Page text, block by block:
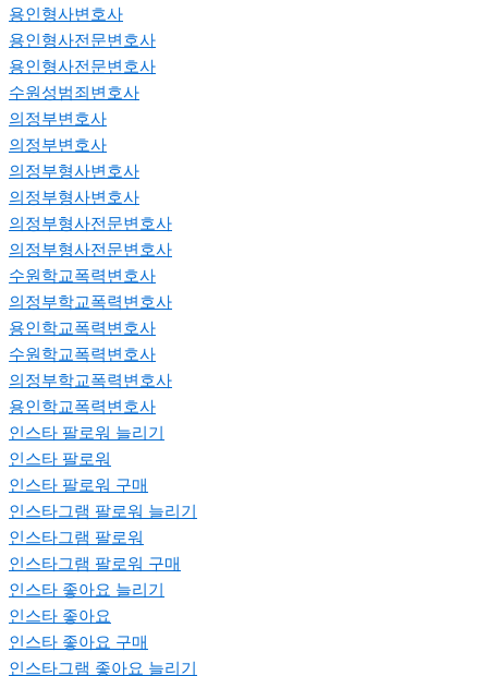
용인형사변호사
용인형사전문변호사
용인형사전문변호사
수원성범죄변호사
의정부변호사
의정부변호사
의정부형사변호사
의정부형사변호사
의정부형사전문변호사
의정부형사전문변호사
수원학교폭력변호사
의정부학교폭력변호사
용인학교폭력변호사
수원학교폭력변호사
의정부학교폭력변호사
용인학교폭력변호사
인스타 팔로워 늘리기
인스타 팔로워
인스타 팔로워 구매
인스타그램 팔로워 늘리기
인스타그램 팔로워
인스타그램 팔로워 구매
인스타 좋아요 늘리기
인스타 좋아요
인스타 좋아요 구매
인스타그램 좋아요 늘리기